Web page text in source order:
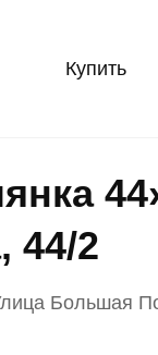
Купить
44/2
Большая